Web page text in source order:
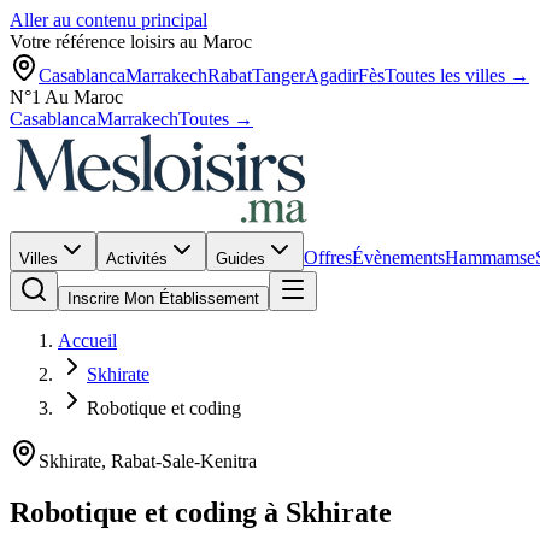
Aller au contenu principal
Votre référence loisirs au Maroc
CasablancaMarrakechRabatTangerAgadirFèsToutes les villes →
N°1 Au Maroc
CasablancaMarrakechToutes →
Villes Activités Guides OffresÉvènementsHammams
Inscrire Mon Établissement
Accueil
Skhirate
Robotique et coding
Skhirate, Rabat-Sale-Kenitra
Robotique et coding à Skhirate